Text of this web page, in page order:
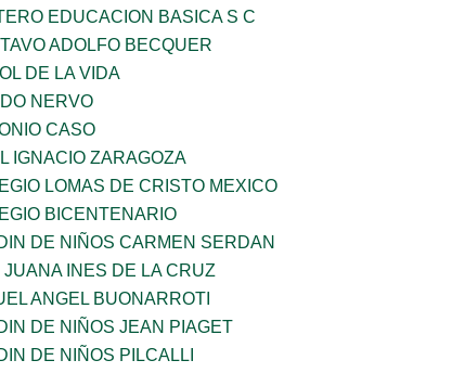
EDUCACION BASICA S C
ADOLFO BECQUER
DE LA VIDA
NERVO
CASO
IGNACIO ZARAGOZA
LOMAS DE CRISTO MEXICO
BICENTENARIO
DE NIÑOS CARMEN SERDAN
JUANA INES DE LA CRUZ
ANGEL BUONARROTI
DE NIÑOS JEAN PIAGET
DE NIÑOS PILCALLI